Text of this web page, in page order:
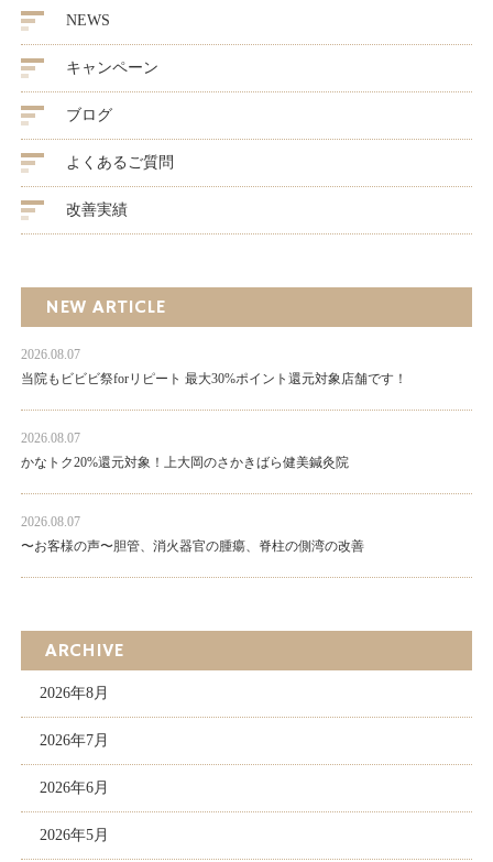
NEWS
キャンペーン
ブログ
よくあるご質問
改善実績
NEW ARTICLE
2026.08.07
当院もビビビ祭forリピート 最大30%ポイント還元対象店舗です！
2026.08.07
かなトク20%還元対象！上大岡のさかきばら健美鍼灸院
2026.08.07
〜お客様の声〜胆管、消火器官の腫瘍、脊柱の側湾の改善
ARCHIVE
2026年8月
2026年7月
2026年6月
2026年5月